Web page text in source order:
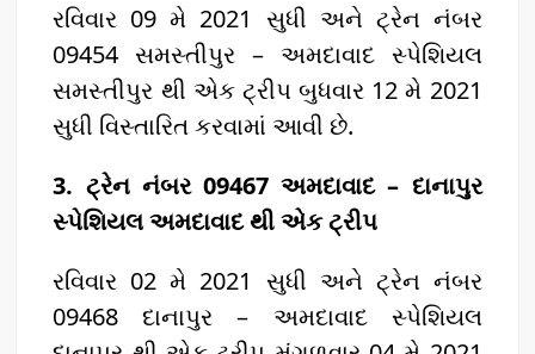
રવિવાર 09 મે 2021 સુધી અને ટ્રેન નંબર
09454 સમસ્તીપુર – અમદાવાદ સ્પેશિયલ
સમસ્તીપુર થી એક ટ્રીપ બુધવાર 12 મે 2021
સુધી વિસ્તારિત કરવામાં આવી છે.
3. ટ્રેન નંબર 09467 અમદાવાદ – દાનાપુર
સ્પેશિયલ અમદાવાદ થી એક ટ્રીપ
રવિવાર 02 મે 2021 સુધી અને ટ્રેન નંબર
09468 દાનાપુર – અમદાવાદ સ્પેશિયલ